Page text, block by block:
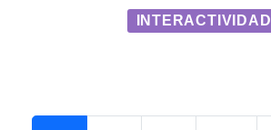
INTERACTIVIDAD